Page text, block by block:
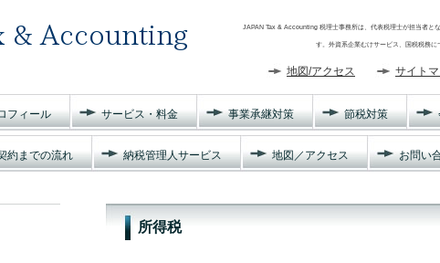
JAPAN Tax & Accounting 税理士事務所は、代表税理士が担当者と
す。外資系企業むけサービス、国税税務
地図/アクセス サイト
フィール サービス・料金 事業承継対策 節税対策
約までの流れ 納税管理人サービス 地図／アクセス お問い
所得税